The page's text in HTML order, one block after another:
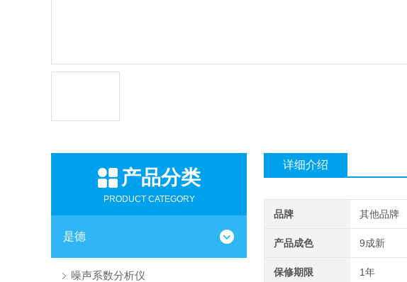
产品分类
PRODUCT CATEGORY
是德
噪声系数分析仪
详细介绍
品牌 其他品牌
产品成色 9成新
保修期限 1年